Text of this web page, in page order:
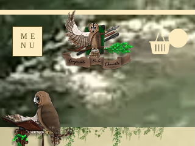
ME
NU